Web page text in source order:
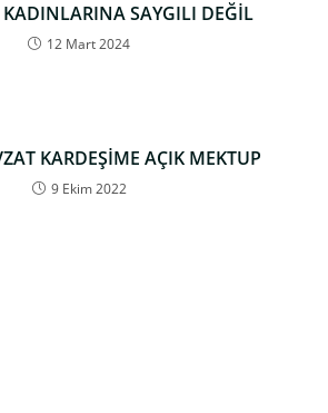
KADINLARINA SAYGILI DEĞİL
12 Mart 2024
KARDEŞİME AÇIK MEKTUP
9 Ekim 2022